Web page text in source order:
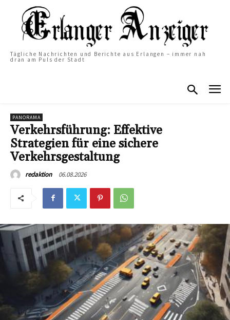
Tägliche Nachrichten und Berichte aus Erlangen – immer nah
dran am Puls der Stadt
PANORAMA
Verkehrsführung: Effektive
Strategien für eine sichere
Verkehrsgestaltung
redaktion 06.08.2026